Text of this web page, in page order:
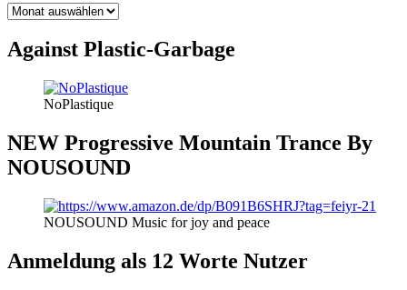
BLOG
Against Plastic-Garbage
NoPlastique
NEW Progressive Mountain Trance By
NOUSOUND
NOUSOUND Music for joy and peace
Anmeldung als 12 Worte Nutzer